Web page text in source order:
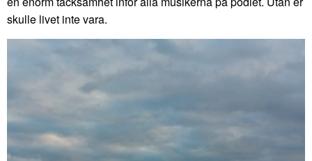
skulle livet inte vara.